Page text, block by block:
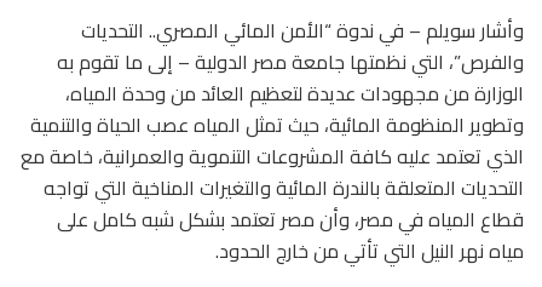
وأشار سويلم – في ندوة “الأمن المائي المصري.. التحديات
والفرص”، التي نظمتها جامعة مصر الدولية – إلى ما تقوم به
الوزارة من مجهودات عديدة لتعظيم العائد من وحدة المياه،
وتطوير المنظومة المائية، حيث تمثل المياه عصب الحياة والتنمية
الذي تعتمد عليه كافة المشروعات التنموية والعمرانية، خاصة مع
التحديات المتعلقة بالندرة المائية والتغيرات المناخية التي تواجه
قطاع المياه في مصر، وأن مصر تعتمد بشكل شبه كامل على
مياه نهر النيل التي تأتي من خارج الحدود.